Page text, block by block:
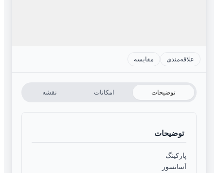
علاقه‌مندی مقایسه
توضیحات امکانات نقشه
توضیحات
پارکینگ
آسانسور